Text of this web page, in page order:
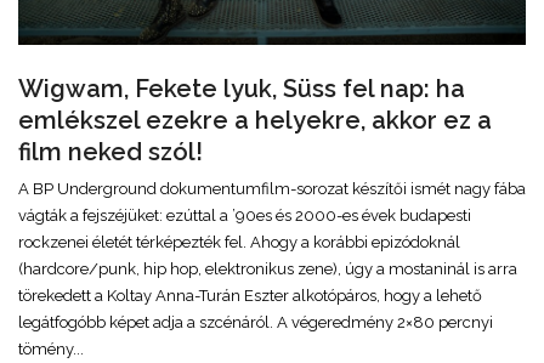
Wigwam, Fekete lyuk, Süss fel nap: ha
emlékszel ezekre a helyekre, akkor ez a
film neked szól!
A BP Underground dokumentumfilm-sorozat készítői ismét nagy fába
vágták a fejszéjüket: ezúttal a ’90es és 2000-es évek budapesti
rockzenei életét térképezték fel. Ahogy a korábbi epizódoknál
(hardcore/punk, hip hop, elektronikus zene), úgy a mostaninál is arra
törekedett a Koltay Anna-Turán Eszter alkotópáros, hogy a lehető
legátfogóbb képet adja a szcénáról. A végeredmény 2×80 percnyi
tömény...